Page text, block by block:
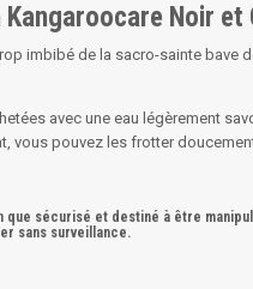
Noir et
imbibé de la sacro-sainte bave
avec une eau légèrement
vous pouvez les frotter
que sécurisé et destiné à être
sans surveillance.